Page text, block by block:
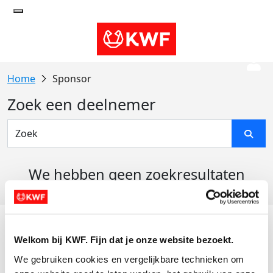
Welkom bij KWF. Fijn dat je onze website bezoekt.
We gebruiken cookies en vergelijkbare technieken om
Sponsor
Zoek een deelnemer
We hebben geen zoekresultaten
Actiematerialen
Evenementen